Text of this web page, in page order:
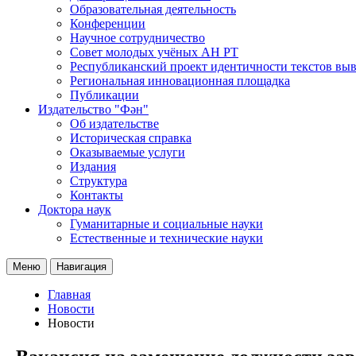
Образовательная деятельность
Конференции
Научное сотрудничество
Совет молодых учёных АН РТ
Республиканский проект идентичности текстов
Региональная инновационная площадка
Публикации
Издательство "Фән"
Об издательстве
Историческая справка
Оказываемые услуги
Издания
Структура
Контакты
Доктора наук
Гуманитарные и социальные науки
Естественные и технические науки
Меню Навигация
Главная
Новости
Новости